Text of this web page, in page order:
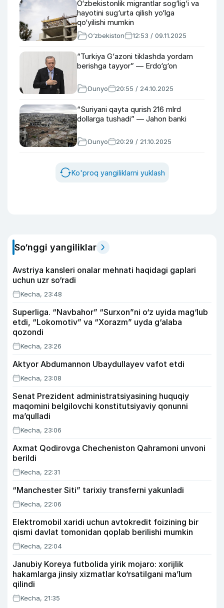
O‘zbekistonlik migrantlar sog‘lig‘i va
hayotini sug‘urta qilish yo‘lga
qo‘yilishi mumkin
O‘zbekiston 12:53 / 09.11.2025
“Turkiya G‘azoni tiklashda yordam
berishga tayyor” — Erdo‘g‘on
Dunyo 20:55 / 24.10.2025
“Suriyani qayta qurish 216 mlrd
dollarga tushadi” — Jahon banki
Dunyo 20:29 / 21.10.2025
Ko'proq yangiliklarni yuklash
So‘nggi yangiliklar
Avstriya kansleri onalar mehnati haqidagi gaplari
uchun uzr so‘radi
Kecha, 23:48
Superliga. “Navbahor” “Surxon”ni o‘z uyida mag‘lub
etdi, “Lokomotiv” va “Xorazm” uyda g‘alaba
qozondi
Kecha, 23:26
Aktyor Abdu­mannon Ubaydullayev vafot etdi
Kecha, 23:08
Senat Prezident administratsiyasining huquqiy
maqomini belgilovchi konstitutsiyaviy qonunni
ma’qulladi
Kecha, 23:06
Axmat Qodirovga Checheniston Qahramoni unvoni
berildi
Kecha, 22:31
“Manchester Siti” tarixiy transferni yakunladi
Kecha, 22:06
Elektromobil xaridi uchun avtokredit foizining bir
qismi davlat tomonidan qoplab berilishi mumkin
Kecha, 22:04
Janubiy Koreya futbolida yirik mojaro: xorijlik
hakamlarga jinsiy xizmatlar ko‘rsatilgani ma’lum
qilindi
Kecha, 21:35